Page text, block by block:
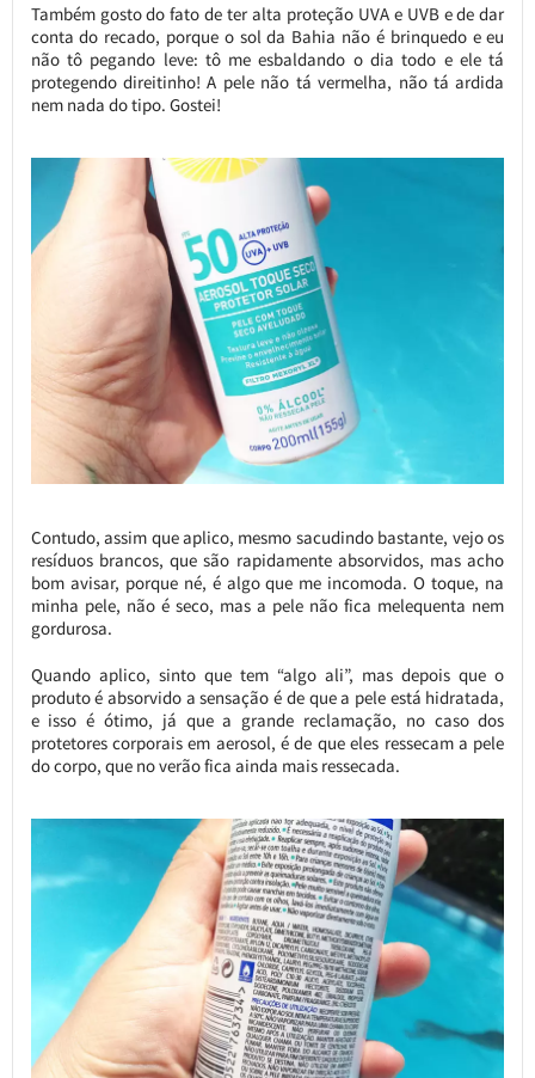
Também gosto do fato de ter alta proteção UVA e UVB e de dar
conta do recado, porque o sol da Bahia não é brinquedo e eu
não tô pegando leve: tô me esbaldando o dia todo e ele tá
protegendo direitinho! A pele não tá vermelha, não tá ardida
nem nada do tipo. Gostei!
Contudo, assim que aplico, mesmo sacudindo bastante, vejo os
resíduos brancos, que são rapidamente absorvidos, mas acho
bom avisar, porque né, é algo que me incomoda. O toque, na
minha pele, não é seco, mas a pele não fica melequenta nem
gordurosa.
Quando aplico, sinto que tem “algo ali”, mas depois que o
produto é absorvido a sensação é de que a pele está hidratada,
e isso é ótimo, já que a grande reclamação, no caso dos
protetores corporais em aerosol, é de que eles ressecam a pele
do corpo, que no verão fica ainda mais ressecada.